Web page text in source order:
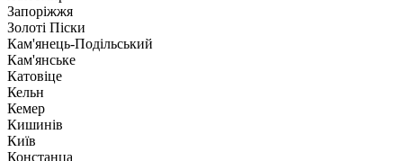
Запоріжжя
Золоті Піски
Кам'янець-Подільський
Кам'янське
Катовіце
Кельн
Кемер
Кишинів
Київ
Констанца